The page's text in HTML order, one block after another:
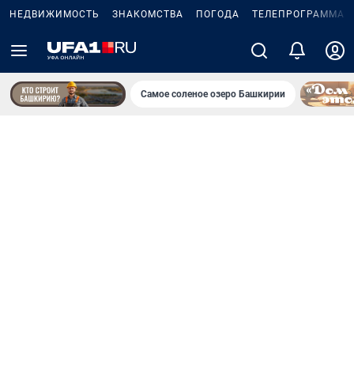
НЕДВИЖИМОСТЬ ЗНАКОМСТВА ПОГОДА ТЕЛЕПРОГРАММА
Самое соленое озеро Башкирии